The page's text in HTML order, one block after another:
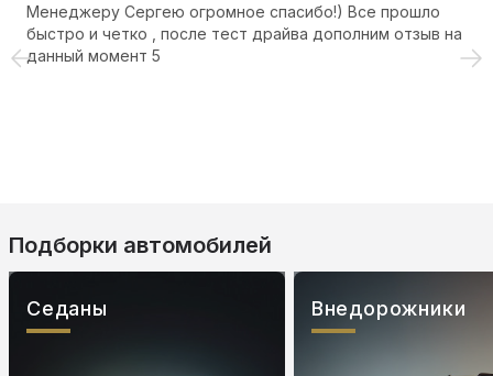
Менеджеру Сергею огромное спасибо!) Все прошло
быстро и четко , после тест драйва дополним отзыв на
данный момент 5
Подборки автомобилей
Седаны Внедорожники